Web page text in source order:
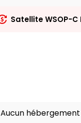
Satellite WSOP-C
Aucun